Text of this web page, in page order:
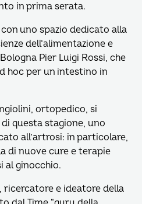
in prima serata.
uno spazio dedicato alla
dell’alimentazione e
Pier Luigi Rossi, che
hoc per un intestino in
ortopedico, si
questa stagione, uno
all’artrosi: in particolare,
di nuove cure e terapie
al ginocchio.
ricercatore e ideatore della